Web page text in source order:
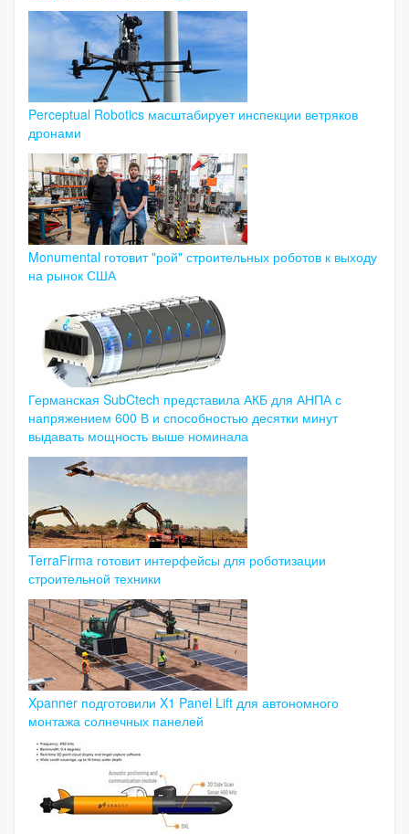
Perceptual Robotics масштабирует инспекции ветряков
дронами
Monumental готовит "рой" строительных роботов к выходу
на рынок США
Германская SubCtech представила АКБ для АНПА с
напряжением 600 В и способностью десятки минут
выдавать мощность выше номинала
TerraFirma готовит интерфейсы для роботизации
строительной техники
Xpanner подготовили X1 Panel Lift для автономного
монтажа солнечных панелей